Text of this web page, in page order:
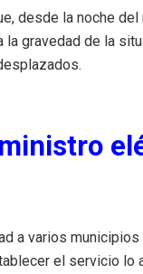
desde la noche
gravedad de la
a varios
el servicio lo